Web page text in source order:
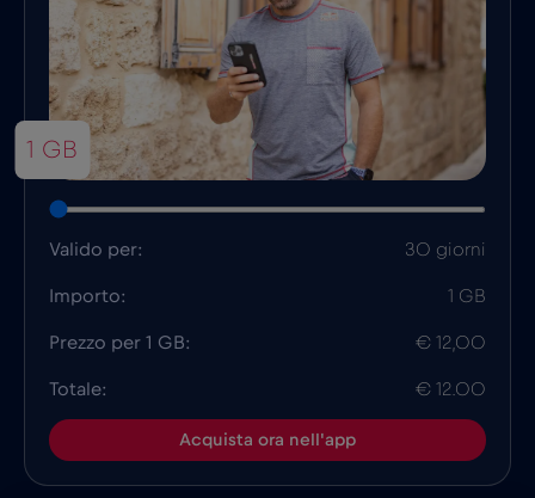
1 GB
Valido per: 30 giorni
Importo: 1 GB
Prezzo per 1 GB: € 12,00
Totale: € 12.00
Acquista ora nell'app